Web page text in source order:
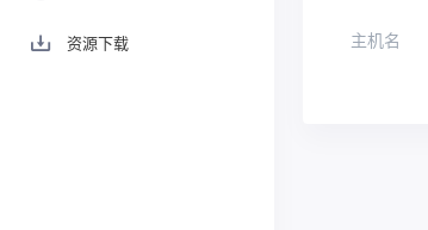
资源下载 主机名